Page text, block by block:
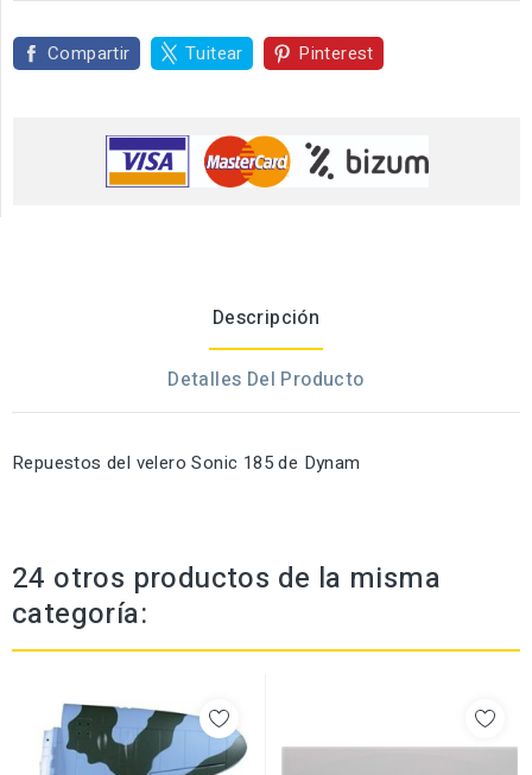
Compartir Tuitear Pinterest
Descripción
Detalles Del Producto
Repuestos del velero Sonic 185 de Dynam
24 otros productos de la misma
categoría: